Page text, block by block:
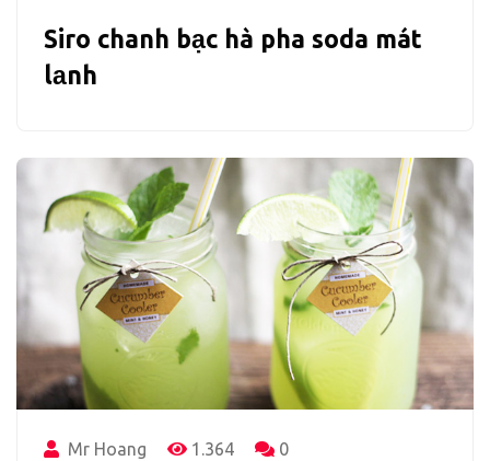
Siro chanh bạc hà pha soda mát
lạnh
Mr Hoang 1.364 0